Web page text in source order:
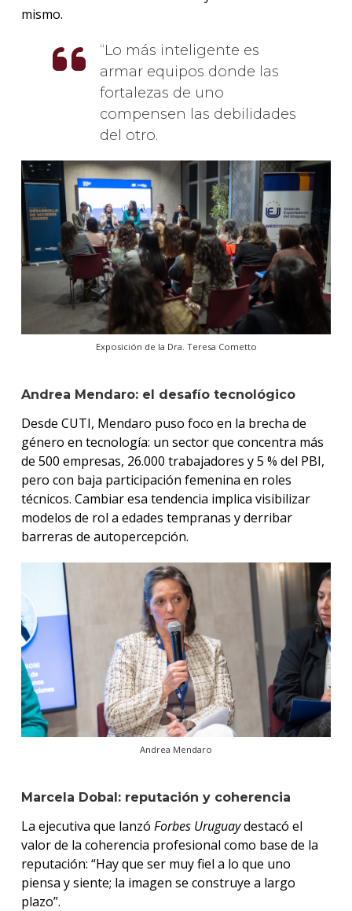
mismo.
Lo más inteligente es
armar equipos donde las
fortalezas de uno
compensen las debilidades
del otro.
Exposición de la Dra. Teresa Cometto
Andrea Mendaro: el desafío tecnológico
Desde CUTI, Mendaro puso foco en la brecha de
género en tecnología: un sector que concentra más
de 500 empresas, 26.000 trabajadores y 5 % del PBI,
pero con baja participación femenina en roles
técnicos. Cambiar esa tendencia implica visibilizar
modelos de rol a edades tempranas y derribar
barreras de autopercepción.
Andrea Mendaro
Marcela Dobal: reputación y coherencia
La ejecutiva que lanzó Forbes Uruguaydestacó el
valor de la coherencia profesional como base de la
reputación: “Hay que ser muy fiel a lo que uno
piensa y siente; la imagen se construye a largo
plazo”.